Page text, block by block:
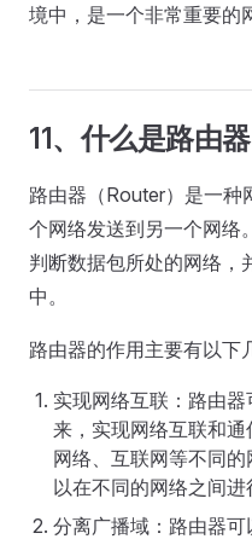
境中，是一个非常重要的
11、什么是路由
路由器（Router）是一种
个网络发送到另一个网络
判断数据包所处的网络，
中。
路由器的作用主要有以下
实现网络互联：路由
来，实现网络互联和
网络、互联网等不同
以在不同的网络之间进
分离广播域：路由器